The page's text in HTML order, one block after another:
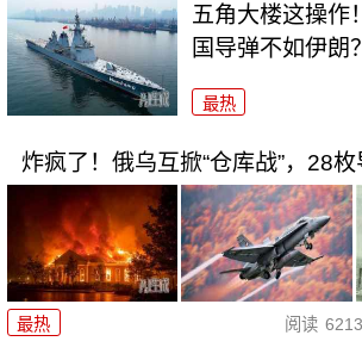
五角大楼这操作
国导弹不如伊朗？
最热
炸疯了！俄乌互掀“仓库战”，28
最热 阅读 6213